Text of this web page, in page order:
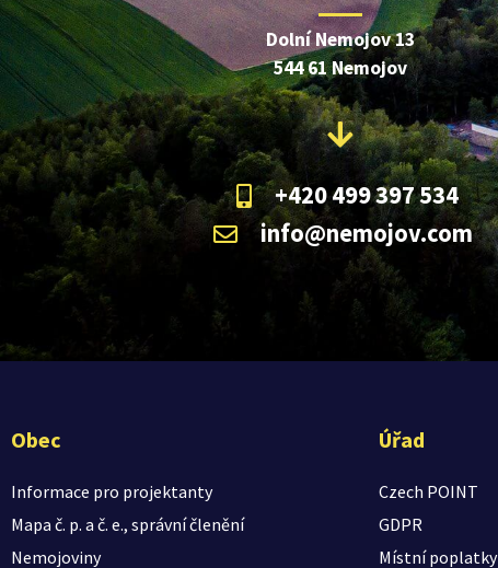
Dolní Nemojov 13
544 61 Nemojov
+420 499 397 534
info@nemojov.com
Obec
Informace pro projektanty
Mapa č. p. a č. e., správní členění
Nemojoviny
Úřad
Czech POINT
GDPR
Místní poplatky